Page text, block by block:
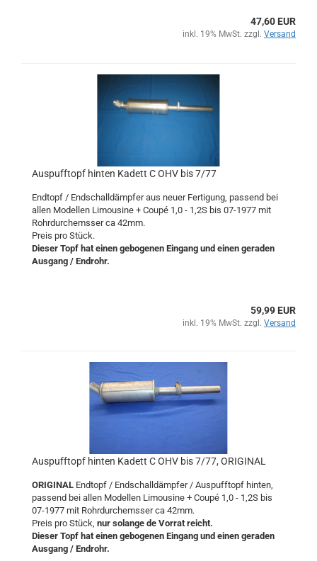
47,60 EUR
inkl. 19% MwSt. zzgl. Versand
Auspufftopf hinten Kadett C OHV bis 7/77
Endtopf / Endschalldämpfer aus neuer Fertigung, passend bei
allen Modellen Limousine + Coupé 1,0 - 1,2S bis 07-1977 mit
Rohrdurchemsser ca 42mm.
Preis pro Stück.
Dieser Topf hat einen gebogenen Eingang und einen geraden
Ausgang / Endrohr.
59,99 EUR
inkl. 19% MwSt. zzgl. Versand
Auspufftopf hinten Kadett C OHV bis 7/77, ORIGINAL
ORIGINAL Endtopf / Endschalldämpfer / Auspufftopf hinten,
passend bei allen Modellen Limousine + Coupé 1,0 - 1,2S bis
07-1977 mit Rohrdurchemsser ca 42mm.
Preis pro Stück, nur solange de Vorrat reicht.
Dieser Topf hat einen gebogenen Eingang und einen geraden
Ausgang / Endrohr.